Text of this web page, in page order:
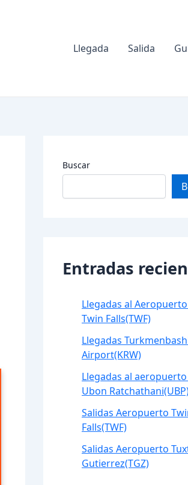
Llegada Salida
Buscar
Entradas
Llegadas al
Twin Falls(TWF)
Llegadas
Airport(KRW)
Llegadas al
Ubon
Salidas Aeropuerto
Falls(TWF)
Salidas Aeropuerto
Gutierrez(TGZ)